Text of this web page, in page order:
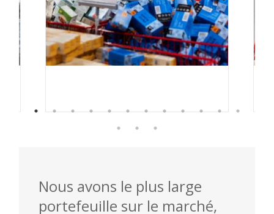
Nous avons le plus large
portefeuille sur le marché,